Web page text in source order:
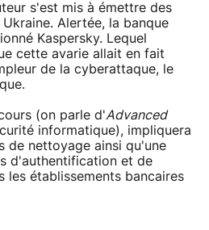
s'est mis à émettre des
Alertée, la banque
Kaspersky. Lequel
cette avarie allait en fait
de la cyberattaque, le
(on parle d'Advanced
informatique), impliquera
de nettoyage ainsi qu'une
d'authentification et de
les établissements bancaires